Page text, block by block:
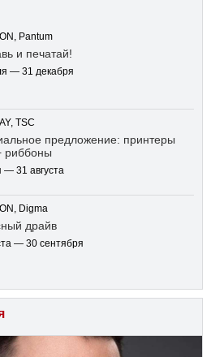
Pantum
и печатай!
— 31 декабря
TSC
предложение: принтеры
риббоны
— 31 августа
Digma
драйв
— 30 сентября